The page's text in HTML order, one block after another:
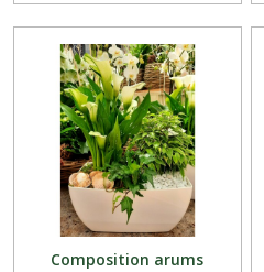
Composition arums